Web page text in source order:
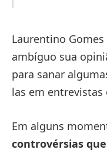
Laurentino
ambíguo sua
para sanar
las em entrevistas
Em alguns
controvérsias